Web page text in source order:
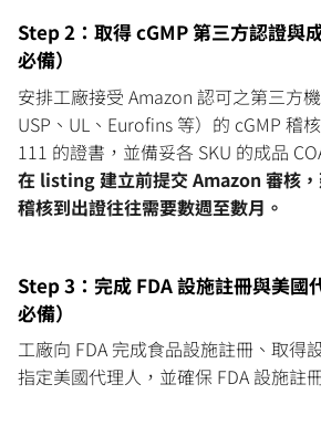
Step 2：取得 cGMP 第三方認證與
必備）
安排工廠接受 Amazon 認可之第三方機
USP、UL、Eurofins 等）的 cGMP 稽
111 的證書，並備妥各 SKU 的成品
在 listing 建立前提交 Amazon 審核
稽核到出證往往需要數週至數月。
Step 3：完成 FDA 設施註冊與美國
必備）
工廠向 FDA 完成食品設施註冊、取得
指定美國代理人，並確保 FDA 設施註